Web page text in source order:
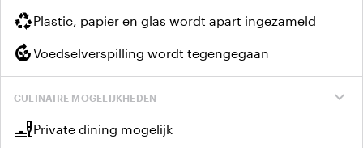
recyclingPlastic, papier en glas wordt apart ingezameld
compostVoedselverspilling wordt tegengegaan
expand_more
CULINAIRE MOGELIJKHEDEN
brunch_diningPrivate dining mogelijk